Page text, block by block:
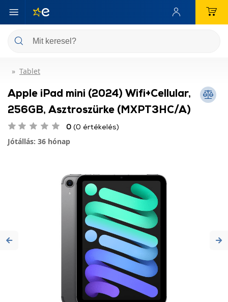
Tablet
Apple iPad mini (2024) Wifi+Cellular,
256GB, Asztroszürke (MXPT3HC/A)
0 (0 értékelés)
Jótállás: 36 hónap
Previous